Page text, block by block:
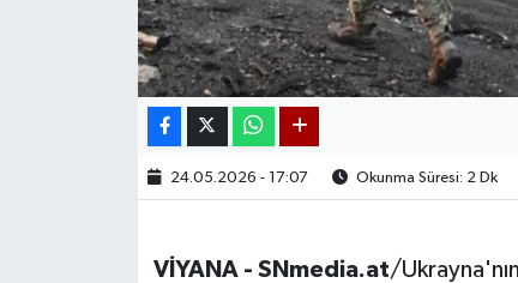
24.05.2026 - 17:07 Okunma Süresi: 2 Dk
VİYANA - SNmedia.at/